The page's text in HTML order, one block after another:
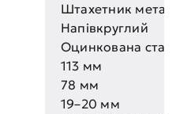
Штахетник
Напівкруглий
Оцинкована
113 мм
78 мм
19–20 мм